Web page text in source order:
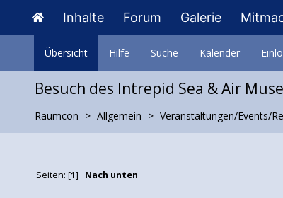
Inhalte Forum Galerie
Übersicht Hilfe Suche Kalender
Besuch des Intrepid Sea & Air
Raumcon Allgemein Veranstaltungen/Events/
Seiten: [1] Nach unten